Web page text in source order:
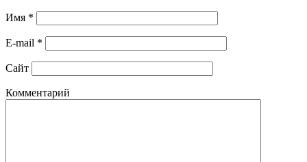
Имя *
E-mail *
Сайт
Комментарий